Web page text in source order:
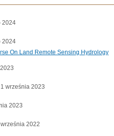
2024
2024
On Land Remote Sensing Hydrology
września 2023
2023
2022